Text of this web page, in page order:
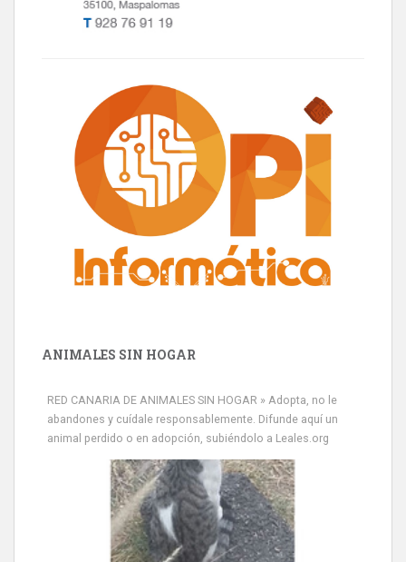
ANIMALES SIN HOGAR
RED CANARIA DE ANIMALES SIN HOGAR » Adopta, no le
abandones y cuídale responsablemente. Difunde aquí un
animal perdido o en adopción, subiéndolo a Leales.org